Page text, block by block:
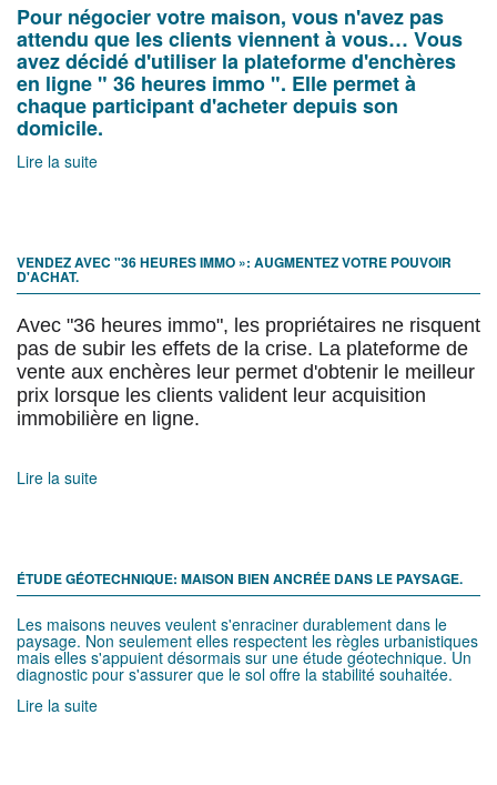
Pour négocier votre maison, vous n'avez pas
attendu que les clients viennent à vous… Vous
avez décidé d'utiliser la plateforme d'enchères
en ligne " 36 heures immo ". Elle permet à
chaque participant d'acheter depuis son
domicile.
Lire la suite
VENDEZ AVEC "36 HEURES IMMO »: AUGMENTEZ VOTRE POUVOIR
D'ACHAT.
Avec "36 heures immo", les propriétaires ne risquent
pas de subir les effets de la crise. La plateforme de
vente aux enchères leur permet d'obtenir le meilleur
prix lorsque les clients valident leur acquisition
immobilière en ligne.
Lire la suite
ÉTUDE GÉOTECHNIQUE: MAISON BIEN ANCRÉE DANS LE PAYSAGE.
Les maisons neuves veulent s'enraciner durablement dans le
paysage. Non seulement elles respectent les règles urbanistiques
mais elles s'appuient désormais sur une étude géotechnique. Un
diagnostic pour s'assurer que le sol offre la stabilité souhaitée.
Lire la suite